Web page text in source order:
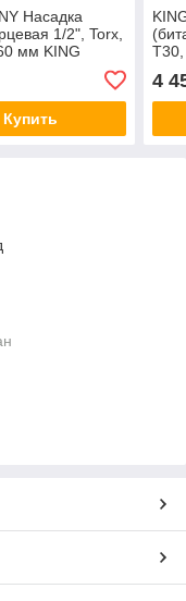
Насадка
1/2", Torx,
мм KING
Купить
4